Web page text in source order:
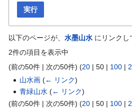
実行
以下のページが、 水墨山水 にリンクし
2件の項目を表示中
(前の50件 | 次の50件) (20 | 50 | 100 |
山水画 (← リンク)
青緑山水 (← リンク)
(前の50件 | 次の50件) (20 | 50 | 100 |